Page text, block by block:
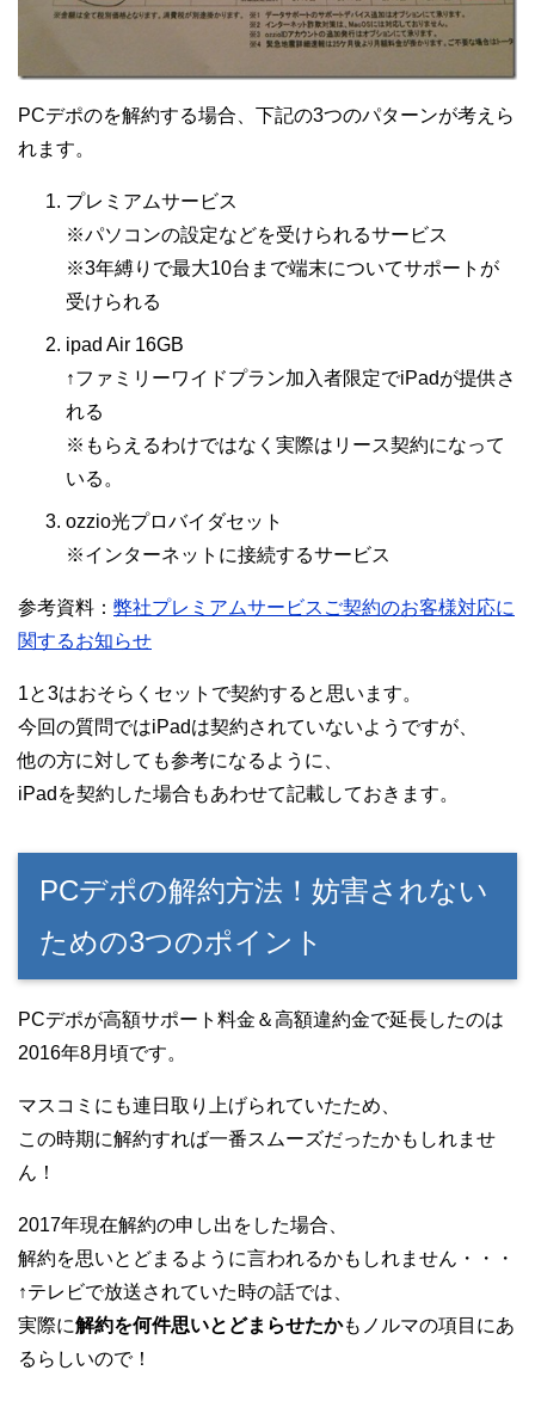
PCデポのを解約する場合、下記の3つのパターンが考えら
れます。
プレミアムサービス
※パソコンの設定などを受けられるサービス
※3年縛りで最大10台まで端末についてサポートが
受けられる
ipad Air 16GB
↑ファミリーワイドプラン加入者限定でiPadが提供さ
れる
※もらえるわけではなく実際はリース契約になって
いる。
ozzio光プロバイダセット
※インターネットに接続するサービス
参考資料： 弊社プレミアムサービスご契約のお客様対応に
関するお知らせ
1と3はおそらくセットで契約すると思います。
今回の質問ではiPadは契約されていないようですが、
他の方に対しても参考になるように、
iPadを契約した場合もあわせて記載しておきます。
PCデポの解約方法！妨害されない
ための3つのポイント
PCデポが高額サポート料金＆高額違約金で延長したのは
2016年8月頃です。
マスコミにも連日取り上げられていたため、
この時期に解約すれば一番スムーズだったかもしれませ
ん！
2017年現在解約の申し出をした場合、
解約を思いとどまるように言われるかもしれません・・・
↑テレビで放送されていた時の話では、
実際に解約を何件思いとどまらせたかもノルマの項目にあ
るらしいので！